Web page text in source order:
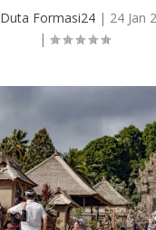
Duta Formasi24| 24 Jan
|